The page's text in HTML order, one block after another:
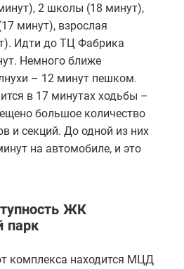
2 школы (18 минут),
минут), взрослая
Идти до ТЦ Фабрика
Немного ближе
– 12 минут пешком.
в 17 минутах ходьбы –
большое количество
и секций. До одной из них
на автомобиле, и это
ЖК
парк
комплекса находится МЦД